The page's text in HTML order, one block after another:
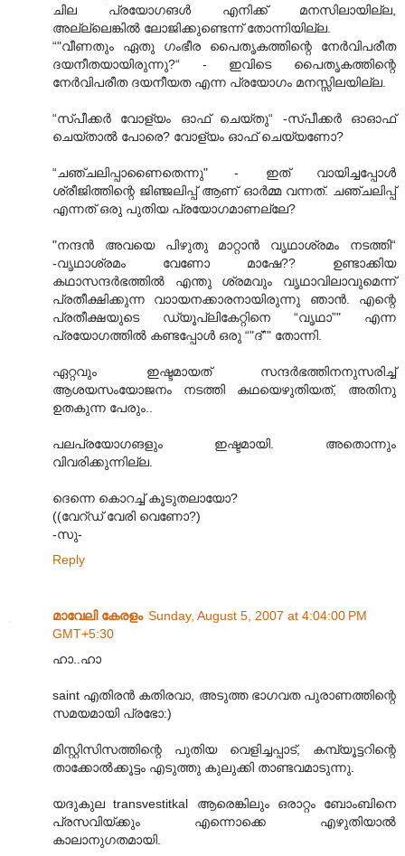
ചില പ്രയോഗങള്‍ എനിക്ക് മനസിലായില്ല,
അല്ല്ലെങ്കില്‍ ലോജിക്കുണ്ടെന്ന് തോന്നിയില്ല.
“"വീണതും ഏതു ഗംഭീര പൈതൃകത്തിന്റെ നേര്‍വിപരീത
ദയനീതയായിരുന്നു?“ - ഇവിടെ പൈതൃകത്തിന്റെ
നേര്‍വിപരീത ദയനീയത എന്ന പ്രയോഗം മനസ്സിലയില്ല.
“സ്പീക്കര്‍ വോള്യം ഓഫ് ചെയ്തു“ -സ്പീക്കര്‍ ഓഓഫ്
ചെയ്താല്‍ പോരെ? വോള്യം ഓഫ് ചെയ്യണോ?
“ചഞ്ചലിപ്പാണൈതെന്നു" - ഇത് വായിച്ചപ്പോള്‍
ശ്രീജിത്തിന്റെ ജിഞ്ജലിപ്പ് ആണ് ഓര്‍മ്മ വന്നത്. ചഞ്ചലിപ്പ്
എന്നത് ഒരു പുതിയ പ്രയോഗമാണല്ലേ?
"നന്ദന്‍ അവയെ പിഴുതു മാറ്റാന്‍ വൃഥാശ്രമം നടത്തി“
-വൃഥാശ്രമം വേണോ മാഷേ?? ഉണ്ടാക്കിയ
കഥാസന്ദര്‍ഭത്തില്‍ എന്തു ശ്രമവും വൃഥാവിലാവുമെന്ന്
പ്രതീക്ഷിക്കുന്ന വാ‍ായനക്കാരനായിരുന്നു ഞാന്‍. എന്റെ
പ്രതീക്ഷയുടെ ഡ്യൂപ്ലികേറ്റിനെ “വൃഥാ”" എന്ന
പ്രയോഗത്തില്‍ കണ്ടപ്പോള്‍ ഒരു “"ദ്”" തോന്നി.
ഏറ്റവും ഇഷ്ടമായത് സന്ദര്‍ഭത്തിനനുസരിച്ച്
ആശയസംയോജനം നടത്തി കഥയെഴുതിയത്, അതിനു
ഉതകുന്ന പേരും..
പലപ്രയോഗങളും ഇഷ്ടമായി. അതൊന്നും
വിവരിക്കുന്നില്ല.
ദെന്നെ കൊറച്ച് കൂടുതലായോ?
((വേറ്ഡ് വേരി വെണോ?)
-സു-
Reply
മാവേലി കേരളം Sunday, August 5, 2007 at 4:04:00 PM
GMT+5:30
ഹാ..ഹാ
saint എതിരന്‍ കതിരവാ‍, അടുത്ത ഭാഗവത പുരാണത്തിന്റെ
സമയമായി പ്രഭോ:)
മിസ്റ്റിസിസത്തിന്റെ പുതിയ വെളിച്ചപ്പാട്, കമ്പ്യൂട്ടറിന്റെ
താക്കോല്‍ക്കൂട്ടം എടുത്തു കുലുക്കി താണ്ടവമാടുന്നു.
യദുകുല transvestitkal ആരെങ്കിലും ഒരാറ്റം ബോംബിനെ
പ്രസവിയ്ക്കും എന്നൊക്കെ എഴുതിയാല്‍
കാലാനുഗതമായി.